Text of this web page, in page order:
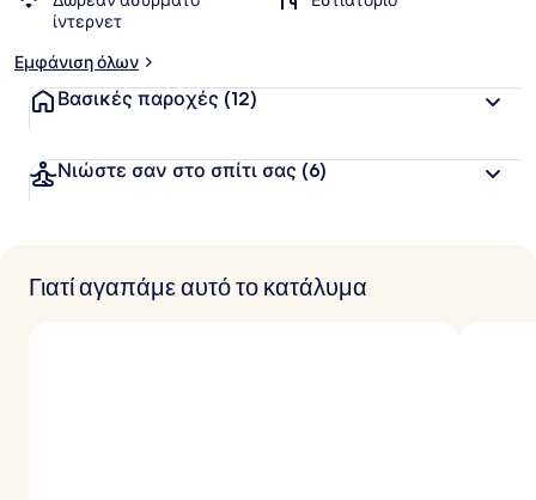
ίντερνετ
Εμφάνιση όλων
Βασικές παροχές (12)
Νιώστε σαν στο σπίτι σας (6)
Γιατί αγαπάμε αυτό το κατάλυμα